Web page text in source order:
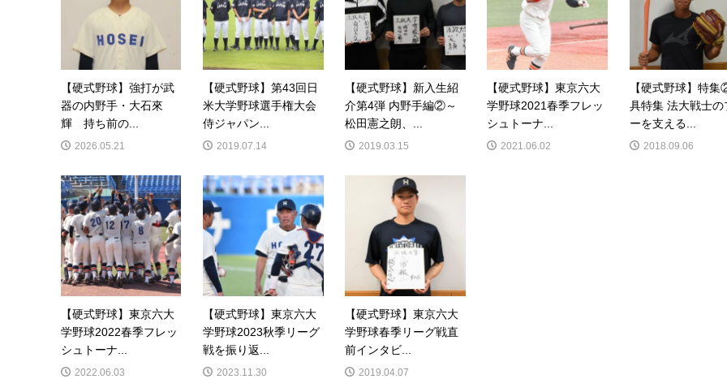
【硬式野球】強打が武
器の内野手・大石來
輝 持ち前の...
2026.05.21
【硬式野球】第43回日
米大学野球選手権大会
侍ジャパン...
2019.07.14
【硬式野球】新入生紹
介第4弾 内野手編②～
松田憲之朗、...
2019.03.15
【硬式野球】東京六大
学野球2021春季フレッ
シュトーナ...
2021.06.02
【硬式野球】特
具特集 法大戦士の
ーを支える...
2018.09.06
【硬式野球】東京六大
学野球2022春季フレッ
シュトーナ...
2022.06.03
【硬式野球】東京六大
学野球2023秋季リーグ
戦を振り返...
2023.11.30
【硬式野球】東京六大
学野球春季リーグ戦直
前インタビ...
2019.04.07